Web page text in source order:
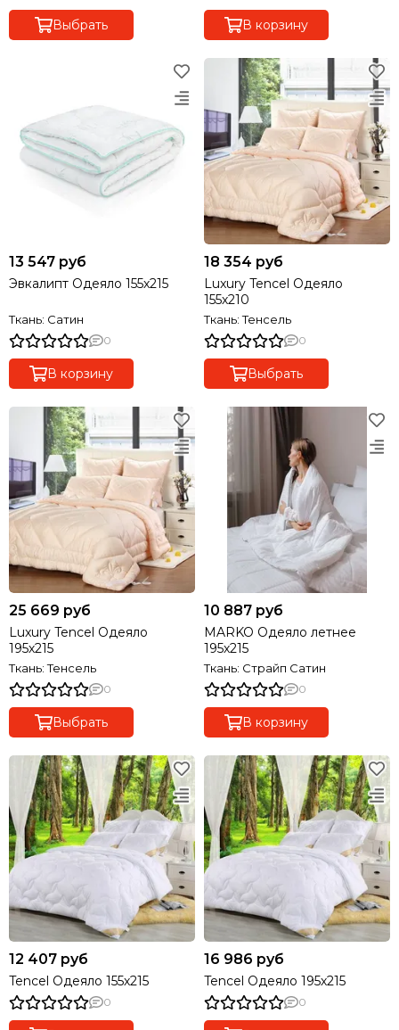
Выбрать В корзину
13 547 руб
Эвкалипт Одеяло 155х215
Ткань: Сатин
0
В корзину
18 354 руб
Luxury Tencel Одеяло
155х210
Ткань: Тенсель
0
Выбрать
25 669 руб
Luxury Tencel Одеяло
195х215
Ткань: Тенсель
0
Выбрать
10 887 руб
MARKO Одеяло летнее
195х215
Ткань: Страйп Сатин
0
В корзину
12 407 руб
Tencel Одеяло 155х215
0
16 986 руб
Tencel Одеяло 195х215
0